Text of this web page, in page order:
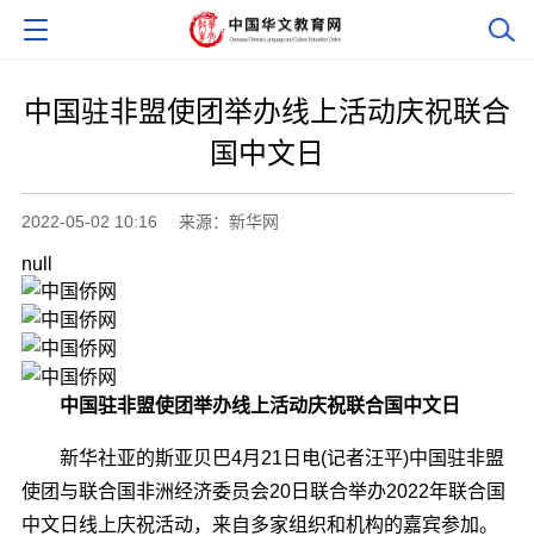
中国驻非盟使团举办线上活动庆祝联合
国中文日
2022-05-02 10:16 来源：新华网
null
中国驻非盟使团举办线上活动庆祝联合国中文日
新华社亚的斯亚贝巴4月21日电(记者汪平)中国驻非盟
使团与联合国非洲经济委员会20日联合举办2022年联合国
中文日线上庆祝活动，来自多家组织和机构的嘉宾参加。